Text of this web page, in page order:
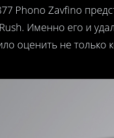
Phono Zavfino
Именно его и
оценить не только